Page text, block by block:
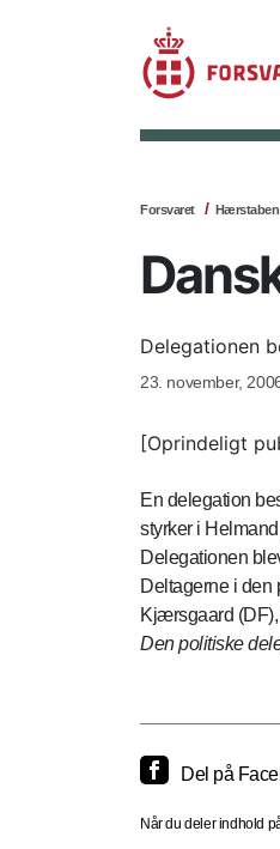
Forsvaret Hærstaben
Delegationen
23. november,
[Oprindeligt
En delegation
styrker i
Delegationen
Deltagerne i den
Kjærsgaard
Den politiske
Del på
Når du deler indhold